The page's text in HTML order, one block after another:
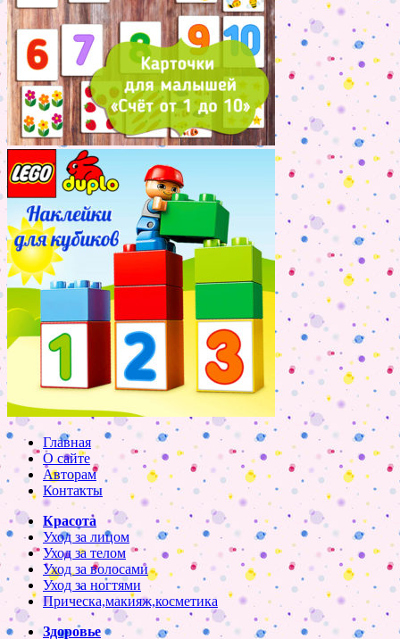
Главная
О сайте
Авторам
Контакты
Красота
Уход за лицом
Уход за телом
Уход за волосами
Уход за ногтями
Прическа,макияж,косметика
Здоровье